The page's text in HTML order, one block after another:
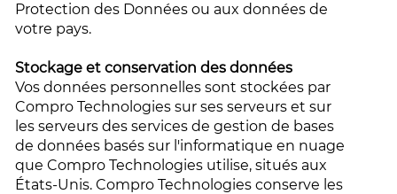
Protection des Données ou aux données de
votre pays.
Stockage et conservation des données
Vos données personnelles sont stockées par
Compro Technologies sur ses serveurs et sur
les serveurs des services de gestion de bases
de données basés sur l'informatique en nuage
que Compro Technologies utilise, situés aux
États-Unis. Compro Technologies conserve les